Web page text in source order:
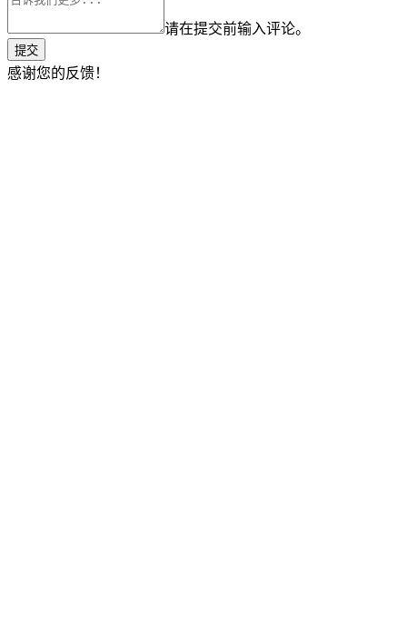
请在提交前输入评论。
提交
感谢您的反馈！